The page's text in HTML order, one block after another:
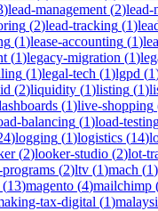
)lead-management (2)lead-
(2)lead-tracking (1)
(1)lease-accounting (1)
(1)legacy-migration (1)
(1)legal-tech (1)lgpd (1
(2)liquidity (1)listing (1)
(1)live-shopping
balancing (1)load-
)logging (1)logistics (14)
(2)looker-studio (2)lot-
(2)ltv (1)mach (1)
(13)magento (4)mailchimp
tax-digital (1)